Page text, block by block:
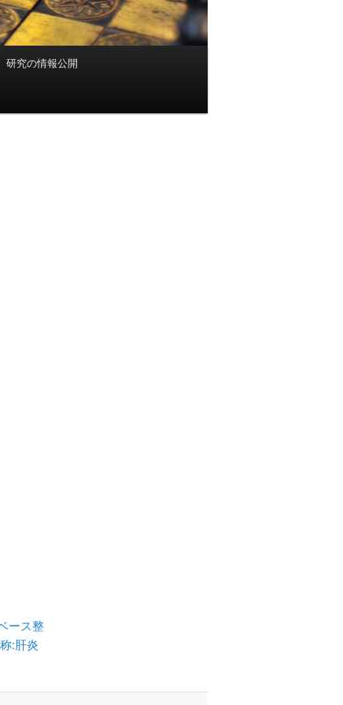
研究の情報公開
ース整
:肝炎